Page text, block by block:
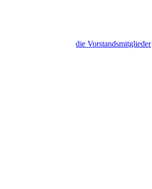
die Vorstandsmitglieder